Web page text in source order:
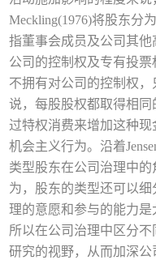
Meckling(1976)将股东分
指董事会成员及公司其
公司的控制权及专有投票
不拥有对公司的控制权
说，每股股权都取得相
过特权消费来增加这种
机会主义行为。沿着
类型股东在公司治理中
为，股东的类型还可以
理的意愿和参与的能力是
所以在公司治理中区分
研究的视野，从而加深